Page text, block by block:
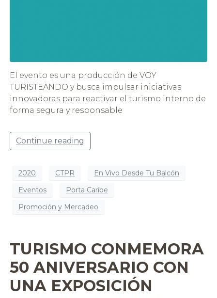
El evento es una producción de VOY
TURISTEANDO y busca impulsar iniciativas
innovadoras para reactivar el turismo interno de
forma segura y responsable
Continue reading
2020 CTPR
En Vivo Desde Tu Balcón
Eventos
Porta Caribe
Promoción y Mercadeo
TURISMO CONMEMORA
50 ANIVERSARIO CON
UNA EXPOSICIÓN